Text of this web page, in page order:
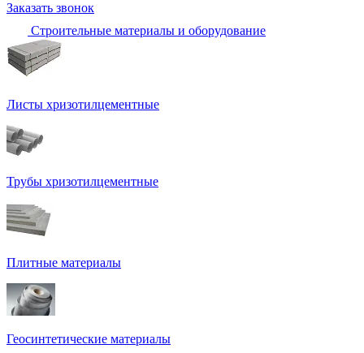
Заказать звонок
Строительные материалы и оборудование
Листы хризотилцементные
Трубы хризотилцементные
Плитные материалы
Геосинтетические материалы